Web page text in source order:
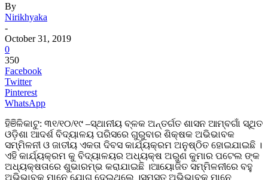
By
Nirikhyaka
-
October 31, 2019
0
350
Facebook
Twitter
Pinterest
WhatsApp
ହିଞିଳିକାଟୁ: ୩୧/୧୦/୧୯ –ସ୍ଥାନୀୟ ବ୍ଳକ ଅନ୍ତର୍ଗତ ଶାସନ ଆମ୍ବଗାଁ ସ୍ଥିତ
ଓଡ଼ିଶା ଆଦର୍ଶ ବିଦ୍ୟାଳୟ ପରିସରେ ଗୁରୁବାର ଶିକ୍ଷକ ଅଭିଭାବକ
ସମ୍ମିଳନୀ ଓ ଜାତୀୟ ଏକତା ଦିବସ କାର୍ଯ୍ୟକ୍ରମ ଅନୁଷ୍ଠିତ ହୋଇଯାଇଛି ।
ଏହି କାର୍ଯ୍ୟକ୍ରମ କୁ ବିଦ୍ୟାଳୟର ଅଧ୍ୟକ୍ଷ ଅରୁଣ କୁମାର ପଟେଲ ଙ୍କ
ଅଧ୍ୟକ୍ଷତାରେ ଶୁଭାରମ୍ଭ କରାଯାଇଛି ।ଆୟୋଜିତ ସମ୍ମିଳନୀରେ ବହୁ
ଅଭିଭାବକ ମାନେ ଯୋଗ ଦେଇଥିଲେ ।ସମସ୍ତ ଅଭିଭାବକ ମାନେ